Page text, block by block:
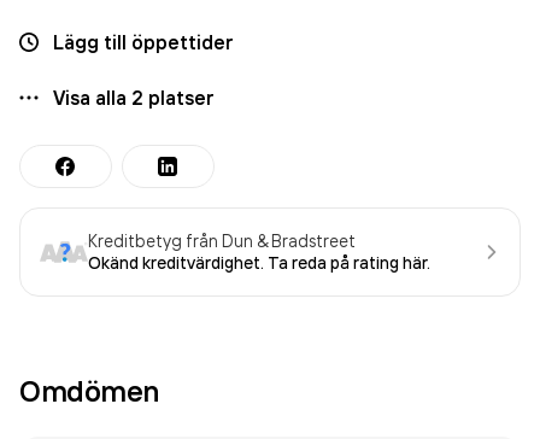
Lägg till öppettider
Visa alla 2 platser
Kreditbetyg från Dun & Bradstreet
Okänd kreditvärdighet. Ta reda på rating här.
Omdömen